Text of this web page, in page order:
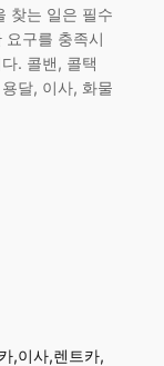
찾는 일은 필수
요구를 충족시
. 콜밴, 콜택
달, 이사, 화물
,이사,렌트카,